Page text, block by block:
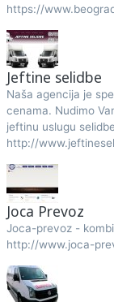
https://
Jeftine selidbe
Naša agencija je
cenama. Nudimo
jeftinu uslugu
http://
Joca Prevoz
Joca-prevoz -
http://www.joca-